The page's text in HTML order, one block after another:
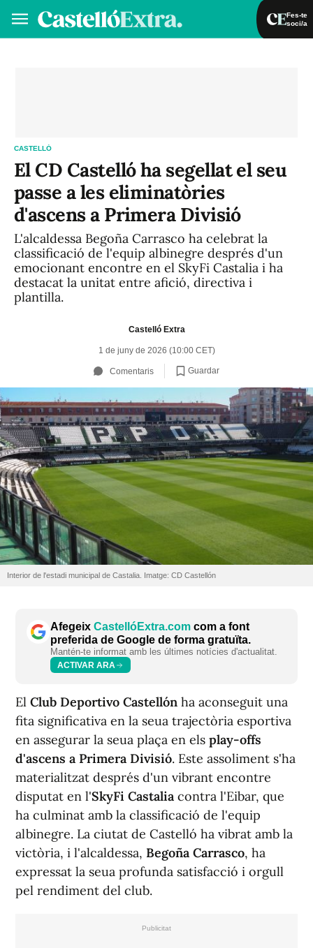
Fes-te
soci/a
CASTELLÓ
El CD Castelló ha segellat el seu
passe a les eliminatòries
d'ascens a Primera Divisió
L'alcaldessa Begoña Carrasco ha celebrat la
classificació de l'equip albinegre després d'un
emocionant encontre en el SkyFi Castalia i ha
destacat la unitat entre afició, directiva i
plantilla.
Castelló Extra
1 de juny de 2026 (10:00 CET)
Comentaris Guardar
Interior de l'estadi municipal de Castalia. Imatge: CD Castellón
Afegeix CastellóExtra.com com a font
preferida de Google de forma gratuïta.
Mantén-te informat amb les últimes notícies d'actualitat.
ACTIVAR ARA
El Club Deportivo Castellón ha aconseguit una
fita significativa en la seua trajectòria esportiva
en assegurar la seua plaça en els play-offs
d'ascens a Primera Divisió. Este assoliment s'ha
materialitzat després d'un vibrant encontre
disputat en l'SkyFi Castalia contra l'Eibar, que
ha culminat amb la classificació de l'equip
albinegre. La ciutat de Castelló ha vibrat amb la
victòria, i l'alcaldessa, Begoña Carrasco, ha
expressat la seua profunda satisfacció i orgull
pel rendiment del club.